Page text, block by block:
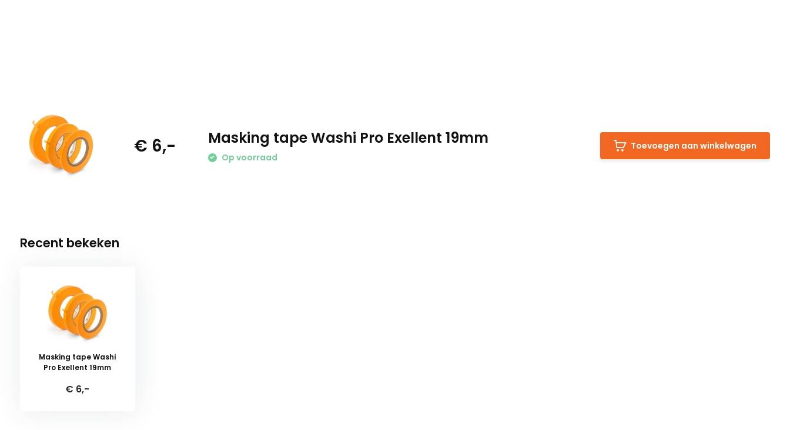
€ 6,- Masking tape Washi Pro Exellent 19mm
Op voorraad
Toevoegen aan winkelwagen
Recent bekeken
Masking tape Washi
Pro Exellent 19mm
€ 6,-